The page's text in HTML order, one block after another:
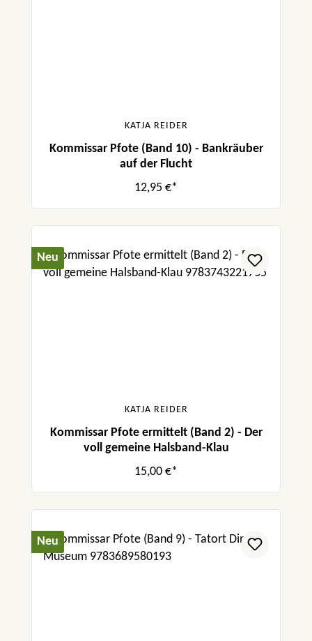
KATJA REIDER
Kommissar Pfote (Band 10) - Bankräuber
auf der Flucht
12,95 €*
Neu
KATJA REIDER
Kommissar Pfote ermittelt (Band 2) - Der
voll gemeine Halsband-Klau
15,00 €*
Neu